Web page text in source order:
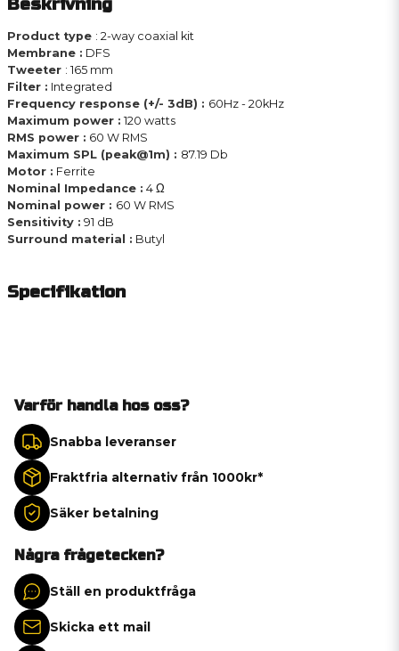
Product type : 2-way coaxial kit
Membrane : DFS
Tweeter : 165 mm
Filter : Integrated
Frequency response (+/- 3dB) : 60Hz - 20kHz
Maximum power : 120 watts
RMS power : 60 W RMS
Maximum SPL (peak@1m) : 87.19 Db
Motor : Ferrite
Nominal Impedance : 4 Ω
Nominal power : 60 W RMS
Sensitivity : 91 dB
Surround material : Butyl
Specifikation
Varför handla hos oss?
Snabba leveranser
Fraktfria alternativ från 1000kr*
Säker betalning
Några frågetecken?
Ställ en produktfråga
Skicka ett mail